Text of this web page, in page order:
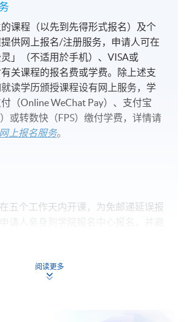
课程（以先到先得形式报名）及个
供网上报名/注册服务，申请人可在
」（不适用於手机）、VISA或
关课程的报名费或学费。除上述支
读学历颁授课程设有网上服务，学
（Online WeChat Pay）、支付宝
）或转数快（FPS）缴付学费，详情请
网上报名服务。
五个工作天内开课，为免邮递延误报
特殊情况（例如课程因报名人数不足
一切已缴费用概不退还。如获学院批
只限网上付款）方式缴交之款项，将
阅读更多